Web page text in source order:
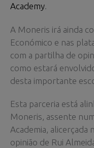
Academy.
A Moneris irá ainda
Económico e nas
com a partilha de
como estará
desta importante
Esta parceria está
Moneris, assente
Academia, alicerçada
opinião de Rui